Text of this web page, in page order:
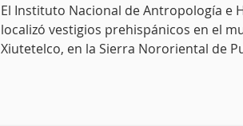
El Instituto Nacional de Antropología e
localizó vestigios prehispánicos en el municipio de
Xiutetelco, en la Sierra Nororiental de